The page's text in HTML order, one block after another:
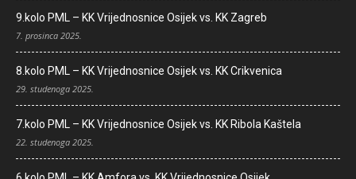
9.kolo PML – KK Vrijednosnice Osijek vs. KK Zagreb
7. prosinca 2025.
8.kolo PML – KK Vrijednosnice Osijek vs. KK Crikvenica
29. studenoga 2025.
7.kolo PML – KK Vrijednosnice Osijek vs. KK Ribola Kaštela
22. studenoga 2025.